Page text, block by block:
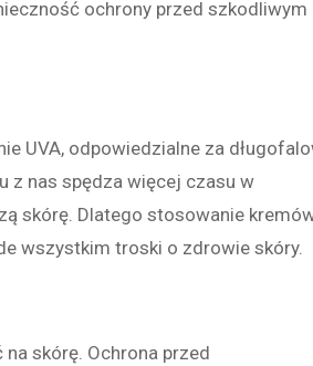
ochrony przed szkodliwym
UVA, odpowiedzialne za
z nas spędza więcej czasu w
skórę. Dlatego stosowanie
wszystkim troski o zdrowie skóry.
skórę. Ochrona przed